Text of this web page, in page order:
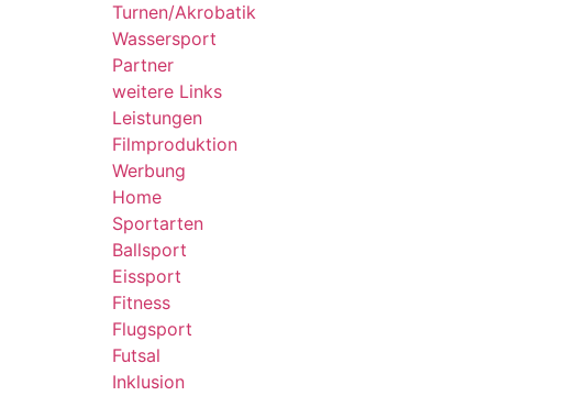
Turnen/Akrobatik
Wassersport
Partner
weitere Links
Leistungen
Filmproduktion
Werbung
Home
Sportarten
Ballsport
Eissport
Fitness
Flugsport
Futsal
Inklusion